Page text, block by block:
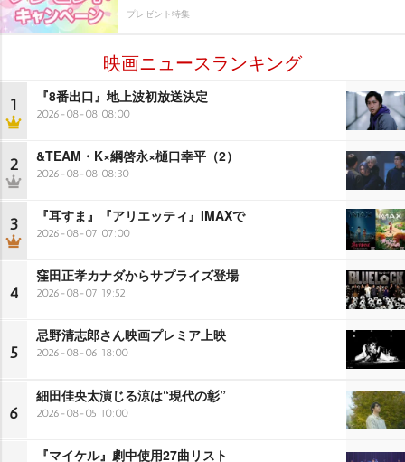
プレゼント特集
映画ニュースランキング
1 『8番出口』地上波初放送決定
2026-08-08 08:00
2 &TEAM・K×綱啓永×樋口幸平（2）
2026-08-08 08:30
3 『耳すま』『アリエッティ』IMAXで
2026-08-07 07:00
4
窪田正孝カナダからサプライズ登場
2026-08-07 19:52
5
忌野清志郎さん映画プレミア上映
2026-08-06 18:00
6
細田佳央太演じる涼は“現代の彰”
2026-08-05 10:00
『マイケル』劇中使用27曲リスト